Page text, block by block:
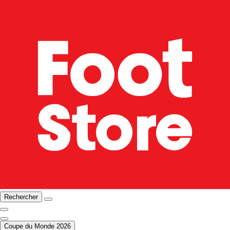
Rechercher
Coupe du Monde 2026